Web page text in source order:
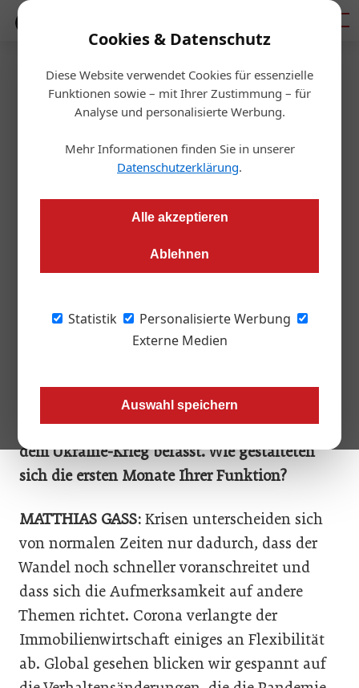
Cookies & Datenschutz
Diese Website verwendet Cookies für essenzielle
Funktionen sowie – mit Ihrer Zustimmung – für
Analyse und personalisierte Werbung.
Mehr Informationen finden Sie in unserer
Datenschutzerklärung.
Alle akzeptieren
Ablehnen
Statistik
Personalisierte Werbung
Externe Medien
Auswahl speichern
Startseite/Aktuelles
„Das wird eine
Monsteraufgabe“
Die Abhängigkeit von russischen Erdgasimporten trifft die
heimische Immobilienwirtschaft mehrfach, gibt Matthias
Umrüstungen auf andere Primärenergieträger in den
Heizungssystemen sind dringend nötig.
von Fiabci Austria. Somit starteten Sie
während der Covid-19-Krise und sind nun mit
dem Ukraine-Krieg befasst. Wie gestalteten
sich die ersten Monate Ihrer Funktion?
MATTHIAS GASS: Krisen unterscheiden sich
von normalen Zeiten nur dadurch, dass der
Wandel noch schneller voranschreitet und
dass sich die Aufmerksamkeit auf andere
Themen richtet. Corona verlangte der
Immobilienwirtschaft einiges an Flexibilität
ab. Global gesehen blicken wir gespannt auf